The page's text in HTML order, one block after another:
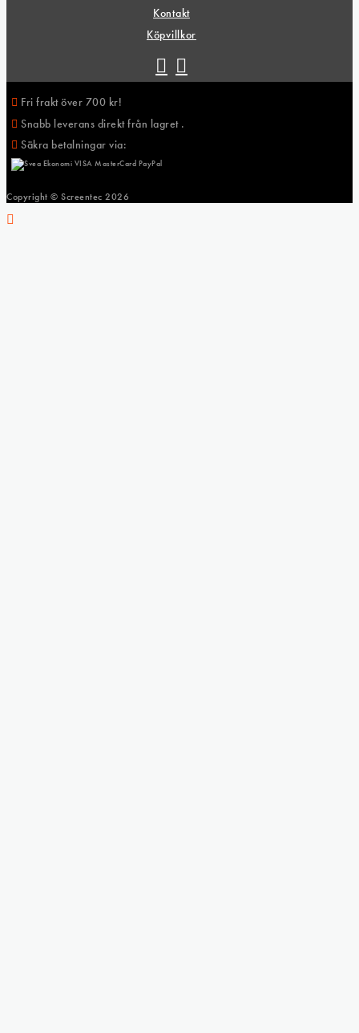
Kontakt
Köpvillkor
Fri frakt över 700 kr!
Snabb leverans direkt från lagret .
Säkra betalningar via:
Copyright © Screentec 2026